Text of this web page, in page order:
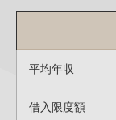
平均年収
借入限度額